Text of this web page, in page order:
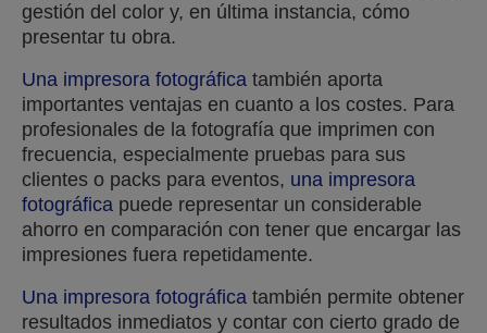
gestión del color y, en última instancia, cómo
presentar tu obra.
Una impresora fotográfica también aporta
importantes ventajas en cuanto a los costes. Para
profesionales de la fotografía que imprimen con
frecuencia, especialmente pruebas para sus
clientes o packs para eventos, una impresora
fotográfica puede representar un considerable
ahorro en comparación con tener que encargar las
impresiones fuera repetidamente.
Una impresora fotográfica también permite obtener
resultados inmediatos y contar con cierto grado de